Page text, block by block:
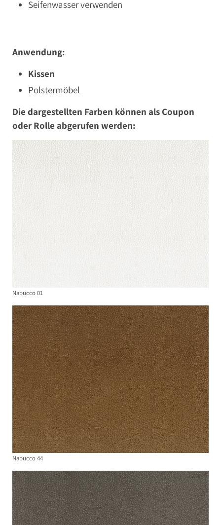
Nabucco 01
Nabucco 44
Seifenwasser verwenden
Anwendung:
Kissen
Polstermöbel
Die dargestellten Farben können als Coupon
oder Rolle abgerufen werden: